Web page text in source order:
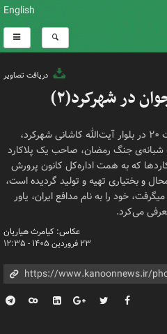
English
دریافت تصاویر
در شهرکرد(۲)
شنبه ۲۲ فروردین ۱۴۰۵، حدود ساعت ۲۰ در بلوار آیت‌الله کاشانی شهرکرد،
شبانه‌ی جنگ رمضان، صاحب یک پلاکارد
که به همت اداره‌کل کانون پرورش
و بختیاری تهیه و تولید گردیده است،
خود را به نام مدافع ایران، یاور
می‌کرد.
عکاس: کیامرث هیاریان
۲۳ فروردین ۱۴۰۵ - ۱۲:۳۵